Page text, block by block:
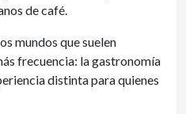
de café.
mundos que suelen
frecuencia: la gastronomía
distinta para quienes